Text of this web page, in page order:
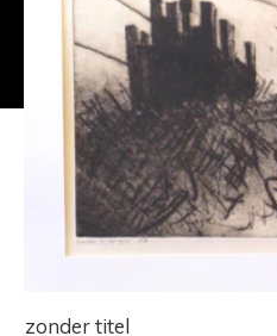
zonder titel